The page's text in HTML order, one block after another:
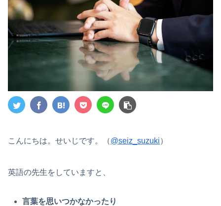
こんにちは。せいじです。（@seiz_suzuki）
英語の先生をしていますと、
言葉を思いつかなかったり